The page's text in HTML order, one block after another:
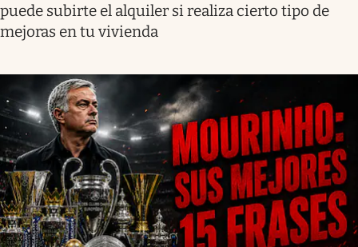
puede subirte el alquiler si realiza cierto tipo de
mejoras en tu vivienda